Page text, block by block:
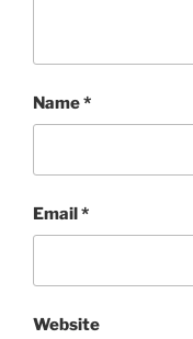
Name*
Email*
Website